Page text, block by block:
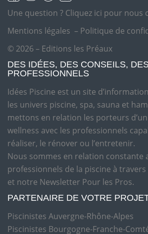
Une question ? Cliquez ici pour nous
Mentions légales – Politique de
© 2026 – Editions les Préaux
DES IDÉES, DES CONSEILS,
PROFESSIONNELS
Idées Piscine est un site
les univers piscine, spa, sauna et
mettons en relation les porteurs
wellness avec les professionnels
réaliser, le rénover ou l’entretenir.
Nous sommes en relation constante
professionnels de la piscine à
et notre Newsletter Pour les Pros.
PARTENAIRE DE VOTRE
Piscinistes Auvergne-Rhône-Alpes
Piscinistes Bourgogne-Franche-